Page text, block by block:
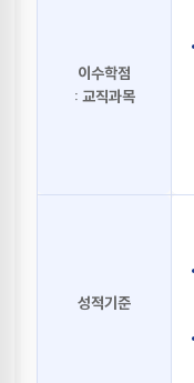
수 있다. 이 경
선발 결과 순
②교직과정 이수
승인인원에
교직과정 이
(교직 복수
사범대학 학
학생이 복수의
취득하고자
복수전공 이
학생이 사범
이수학점
: 교직과목
성적기준